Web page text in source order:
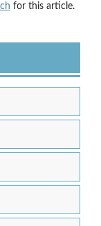
for this article.